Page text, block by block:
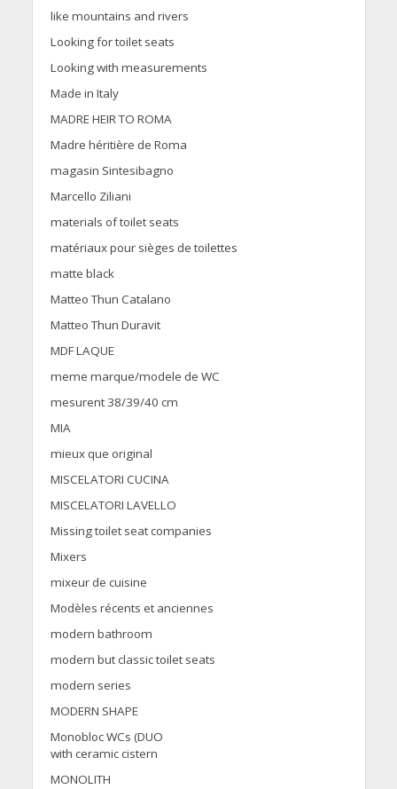
like mountains and rivers
Looking for toilet seats
Looking with measurements
Made in Italy
MADRE HEIR TO ROMA
Madre héritière de Roma
magasin Sintesibagno
Marcello Ziliani
materials of toilet seats
matériaux pour sièges de toilettes
matte black
Matteo Thun Catalano
Matteo Thun Duravit
MDF LAQUE
meme marque/modele de WC
mesurent 38/39/40 cm
MIA
mieux que original
MISCELATORI CUCINA
MISCELATORI LAVELLO
Missing toilet seat companies
Mixers
mixeur de cuisine
Modèles récents et anciennes
modern bathroom
modern but classic toilet seats
modern series
MODERN SHAPE
Monobloc WCs (DUO
with ceramic cistern
MONOLITH